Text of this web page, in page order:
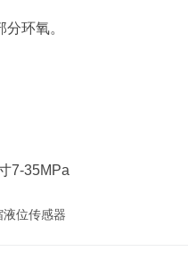
环氧。
7-35MPa
位传感器